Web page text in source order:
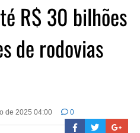
R$ 30 bilhões
de rodovias
de 2025 04:00 0